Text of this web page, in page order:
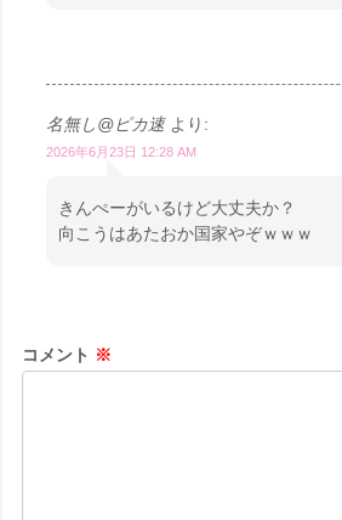
名無し@ピカ速 より:
2026年6月23日 12:28 AM
きんぺーがいるけど大丈夫か？
向こうはあたおか国家やぞｗｗｗ
コメント ※